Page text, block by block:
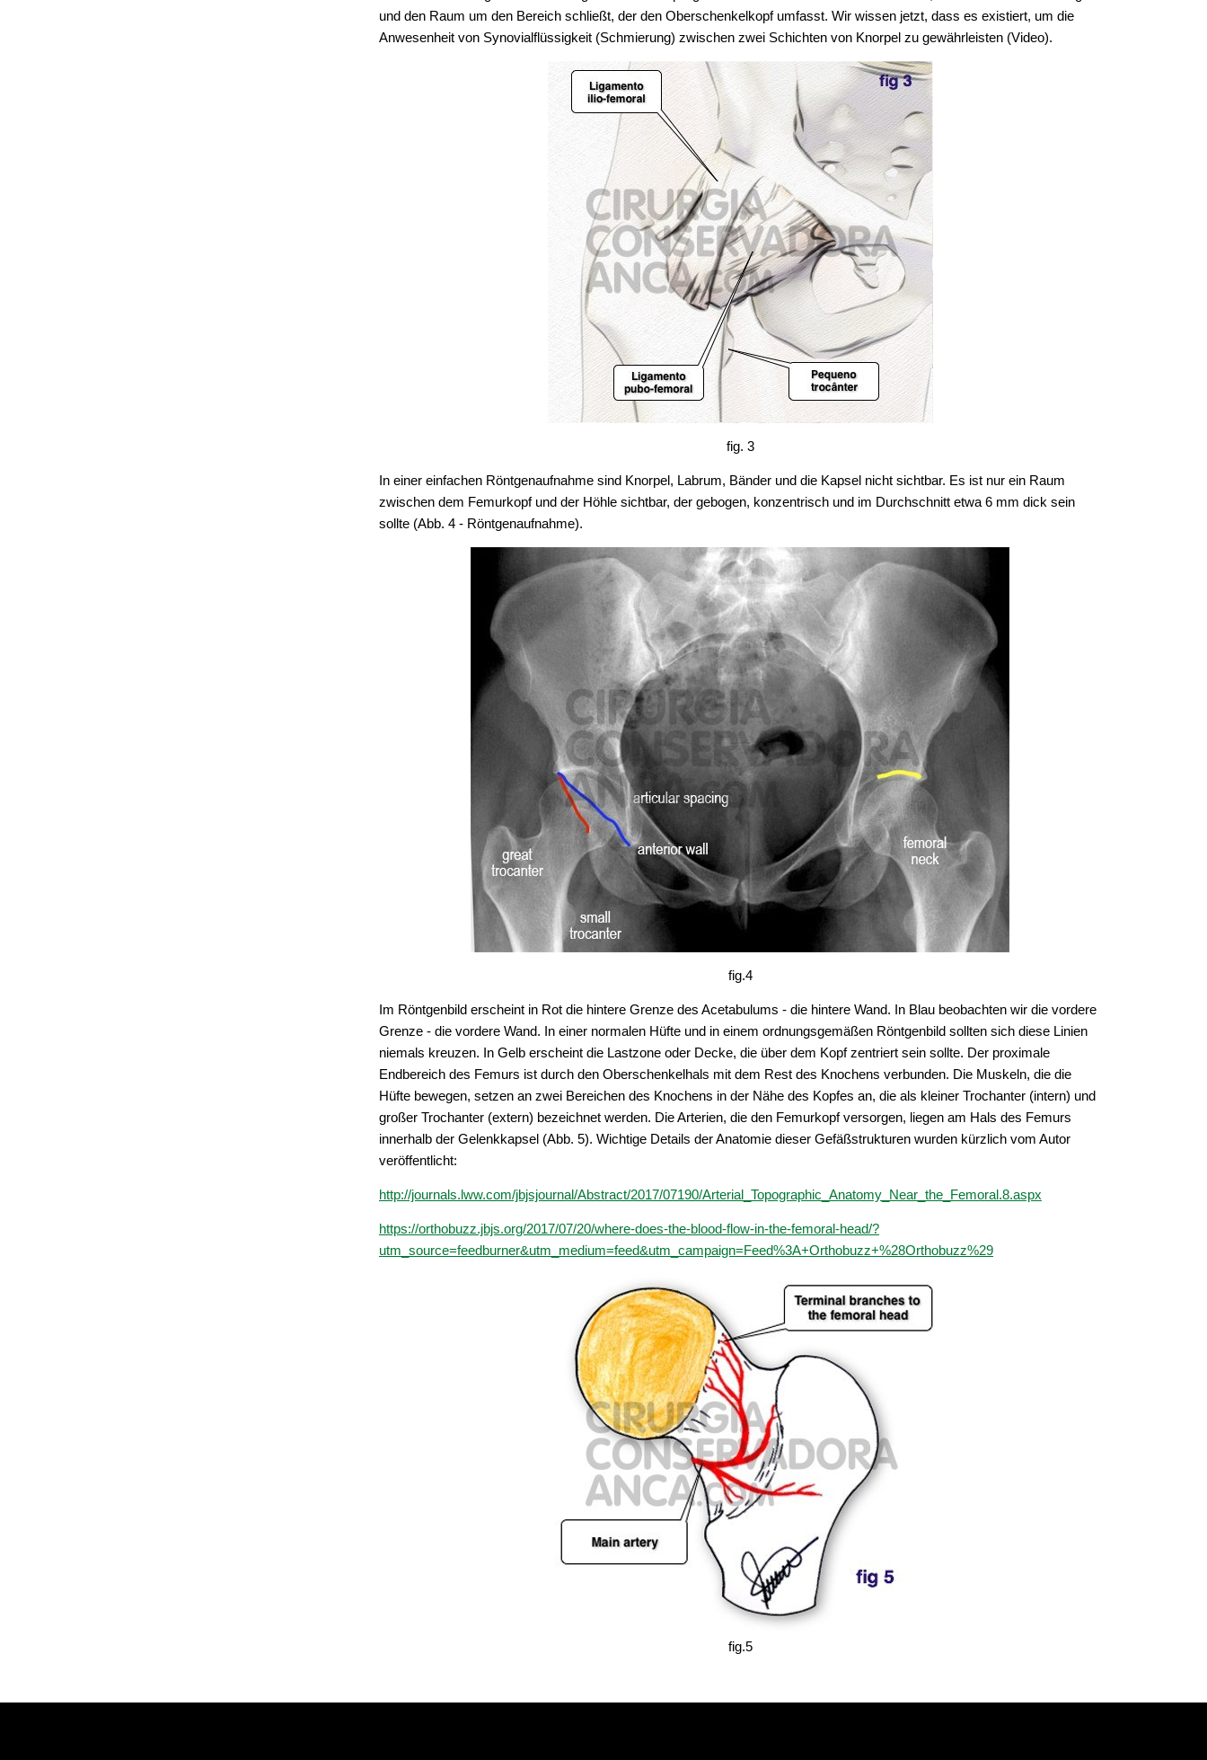
und den Raum um den Bereich schließt, der den Oberschenkelkopf umfasst. Wir wissen jetzt, dass es existiert, um die
Anwesenheit von Synovialflüssigkeit (Schmierung) zwischen zwei Schichten von Knorpel zu gewährleisten (Video).
fig. 3
In einer einfachen Röntgenaufnahme sind Knorpel, Labrum, Bänder und die Kapsel nicht sichtbar. Es ist nur ein Raum
zwischen dem Femurkopf und der Höhle sichtbar, der gebogen, konzentrisch und im Durchschnitt etwa 6 mm dick sein
sollte (Abb. 4 - Röntgenaufnahme).
fig.4
Im Röntgenbild erscheint in Rot die hintere Grenze des Acetabulums - die hintere Wand. In Blau beobachten wir die vordere
Grenze - die vordere Wand. In einer normalen Hüfte und in einem ordnungsgemäßen Röntgenbild sollten sich diese Linien
niemals kreuzen. In Gelb erscheint die Lastzone oder Decke, die über dem Kopf zentriert sein sollte. Der proximale
Endbereich des Femurs ist durch den Oberschenkelhals mit dem Rest des Knochens verbunden. Die Muskeln, die die
Hüfte bewegen, setzen an zwei Bereichen des Knochens in der Nähe des Kopfes an, die als kleiner Trochanter (intern) und
großer Trochanter (extern) bezeichnet werden. Die Arterien, die den Femurkopf versorgen, liegen am Hals des Femurs
innerhalb der Gelenkkapsel (Abb. 5). Wichtige Details der Anatomie dieser Gefäßstrukturen wurden kürzlich vom Autor
veröffentlicht:
http://journals.lww.com/jbjsjournal/Abstract/2017/07190/Arterial_Topographic_Anatomy_Near_the_Femoral.8.aspx
https://orthobuzz.jbjs.org/2017/07/20/where-does-the-blood-flow-in-the-femoral-head/?
utm_source=feedburner&utm_medium=feed&utm_campaign=Feed%3A+Orthobuzz+%28Orthobuzz%29
fig.5